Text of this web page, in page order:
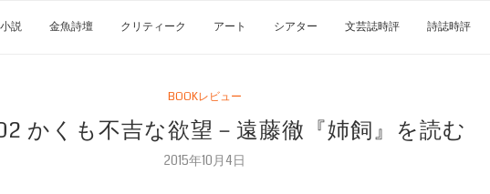
小説 金魚詩壇 クリティーク アート シアター 文芸誌時評 詩誌時評
BOOKレビュー
かくも不吉な欲望－遠藤徹『姉飼』を読む
2015年10月4日